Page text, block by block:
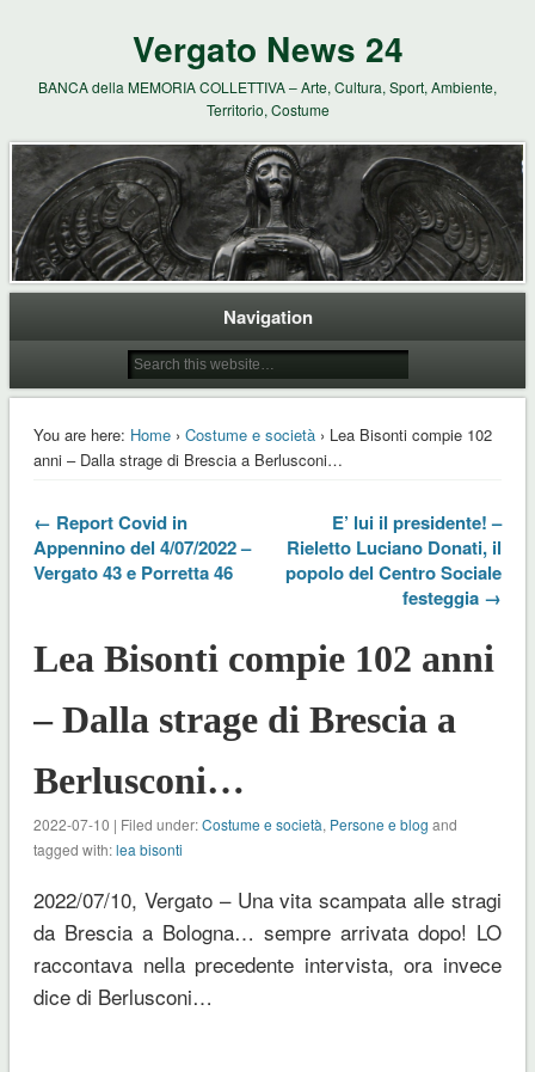
Vergato News 24
BANCA della MEMORIA COLLETTIVA – Arte, Cultura, Sport, Ambiente,
Territorio, Costume
Navigation
You are here: Home› Costume e società› Lea Bisonti compie 102
anni – Dalla strage di Brescia a Berlusconi…
← Report Covid in
Appennino del 4/07/2022 –
Vergato 43 e Porretta 46
E’ lui il presidente! –
Rieletto Luciano Donati, il
popolo del Centro Sociale
festeggia →
Lea Bisonti compie 102 anni
– Dalla strage di Brescia a
Berlusconi…
2022-07-10 | Filed under:Costume e società, Persone e blog and
tagged with:lea bisonti
2022/07/10, Vergato – Una vita scampata alle stragi
da Brescia a Bologna… sempre arrivata dopo! LO
raccontava nella precedente intervista, ora invece
dice di Berlusconi…